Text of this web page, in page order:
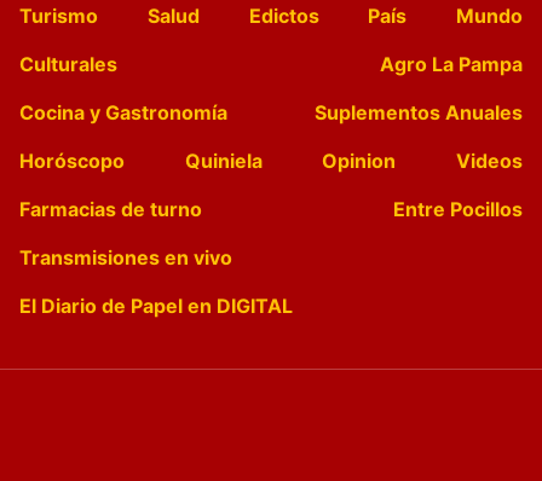
Turismo
Salud Edictos País
Mundo
Culturales
Agro La Pampa
Cocina y Gastronomía
Suplementos Anuales
Horóscopo
Quiniela Opinion
Videos
Farmacias de turno
Entre Pocillos
Transmisiones en vivo
El Diario de Papel en DIGITAL